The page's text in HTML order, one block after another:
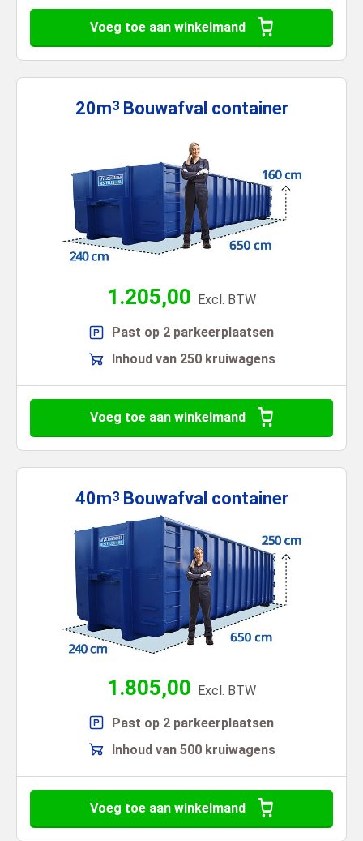
Voeg toe aan winkelmand
20m3 Bouwafval container
1.205,00 Excl. BTW
Past op 2 parkeerplaatsen
Inhoud van 250 kruiwagens
Voeg toe aan winkelmand
40m3 Bouwafval container
1.805,00 Excl. BTW
Past op 2 parkeerplaatsen
Inhoud van 500 kruiwagens
Voeg toe aan winkelmand